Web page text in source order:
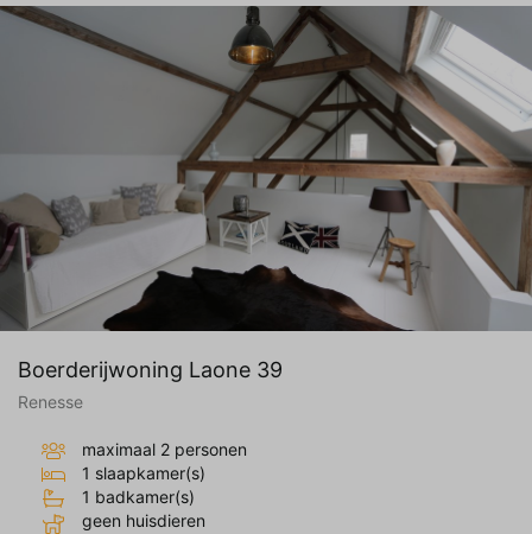
Boerderijwoning Laone 39
Renesse
maximaal 2 personen
1 slaapkamer(s)
1 badkamer(s)
geen huisdieren